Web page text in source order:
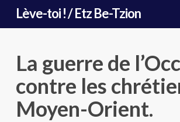
Lève-toi ! / Etz Be-Tzion
La guerre de
contre les
Moyen-Orient.